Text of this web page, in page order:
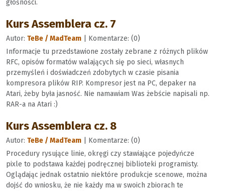
głośności.
Kurs Assemblera cz. 7
Autor: TeBe / MadTeam | Komentarze: (0)
Informacje tu przedstawione zostały zebrane z różnych plików
RFC, opisów formatów walających się po sieci, własnych
przemyśleń i doświadczeń zdobytych w czasie pisania
kompresora plików RIP. Kompresor jest na PC, depaker na
Atari, żeby była jasność. Nie namawiam Was żebście napisali np.
RAR-a na Atari :)
Kurs Assemblera cz. 8
Autor: TeBe / MadTeam | Komentarze: (0)
Procedury rysujące linie, okręgi czy stawiające pojedyńcze
pixle to podstawa każdej podręcznej biblioteki programisty.
Oglądając jednak ostatnio niektóre produkcje scenowe, można
dojść do wniosku, że nie każdy ma w swoich zbiorach te